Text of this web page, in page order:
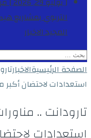
التربوي بمشاريع
المجيدالاخبار
البحث
عن:
الصفحة الرئيسيةالاخبار
استعدادات لاحتضان
تارودانت ..